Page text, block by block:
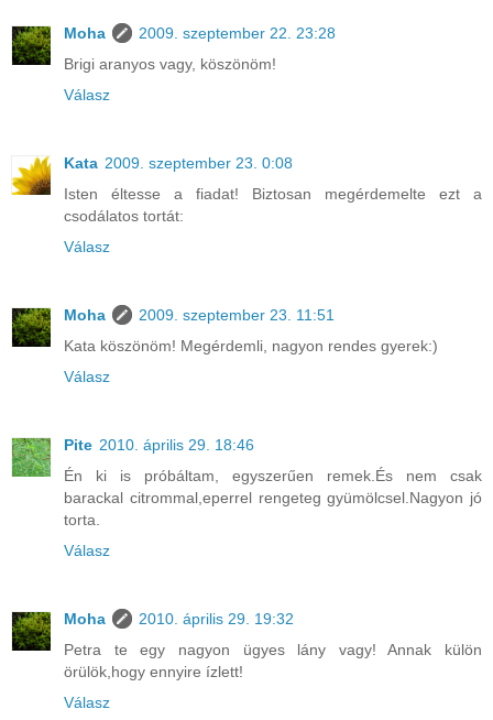
Moha
2009. szeptember 22. 23:28
Brigi aranyos vagy, köszönöm!
Válasz
Kata 2009. szeptember 23. 0:08
Isten éltesse a fiadat! Biztosan megérdemelte ezt a
csodálatos tortát:
Válasz
Moha
2009. szeptember 23. 11:51
Kata köszönöm! Megérdemli, nagyon rendes gyerek:)
Válasz
Pite 2010. április 29. 18:46
Én ki is próbáltam, egyszerűen remek.És nem csak
barackal citrommal,eperrel rengeteg gyümölcsel.Nagyon jó
torta.
Válasz
Moha
2010. április 29. 19:32
Petra te egy nagyon ügyes lány vagy! Annak külön
örülök,hogy ennyire ízlett!
Válasz